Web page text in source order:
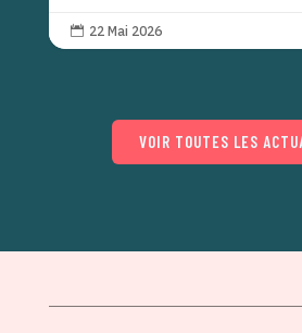
 22 Mai 2026
VOIR TOUTES LES